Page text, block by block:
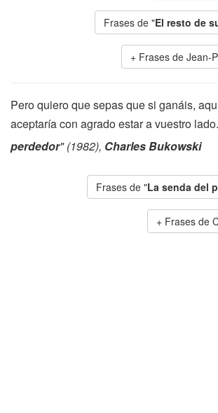
Frases de "El resto de
Frases de Jean-
Pero quiero que sepas que si ganáis,
aceptaría con agrado estar a vuestro lado.
perdedor" (1982), Charles Bukowski
Frases de "La senda del
Frases de